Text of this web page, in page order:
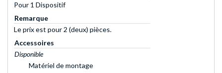
Pour 1 Dispositif
Remarque
Le prix est pour 2 (deux) pièces.
Accessoires
Disponible
Matériel de montage